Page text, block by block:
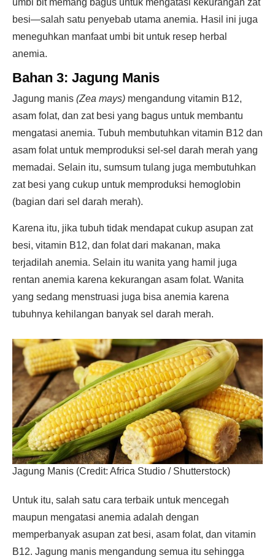
umbi bit memang bagus untuk mengatasi kekurangan zat
besi—salah satu penyebab utama anemia. Hasil ini juga
meneguhkan manfaat umbi bit untuk resep herbal
anemia.
Bahan 3: Jagung Manis
Jagung manis (Zea mays) mengandung vitamin B12,
asam folat, dan zat besi yang bagus untuk membantu
mengatasi anemia. Tubuh membutuhkan vitamin B12 dan
asam folat untuk memproduksi sel-sel darah merah yang
memadai. Selain itu, sumsum tulang juga membutuhkan
zat besi yang cukup untuk memproduksi hemoglobin
(bagian dari sel darah merah).
Karena itu, jika tubuh tidak mendapat cukup asupan zat
besi, vitamin B12, dan folat dari makanan, maka
terjadilah anemia. Selain itu wanita yang hamil juga
rentan anemia karena kekurangan asam folat. Wanita
yang sedang menstruasi juga bisa anemia karena
tubuhnya kehilangan banyak sel darah merah.
Jagung Manis (Credit: Africa Studio / Shutterstock)
Untuk itu, salah satu cara terbaik untuk mencegah
maupun mengatasi anemia adalah dengan
memperbanyak asupan zat besi, asam folat, dan vitamin
B12. Jagung manis mengandung semua itu sehingga